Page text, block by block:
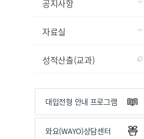
공지사항
자료실
성적산출(교과)
대입전형 안내 프로그램
와요(WAYO)상담센터